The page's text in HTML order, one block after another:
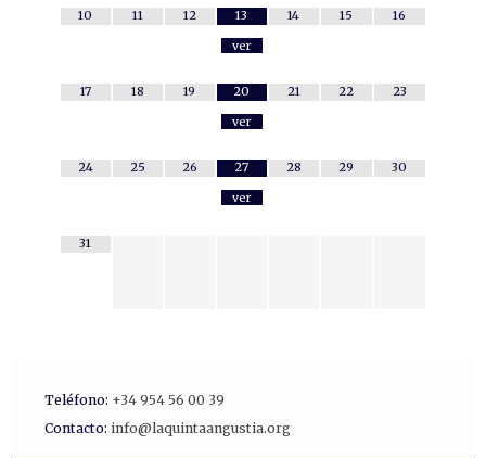
10 11 12
13
ver
14 15 16
17 18 19
20
ver
21 22 23
24 25 26
27
ver
28 29 30
31
Teléfono: +34 954 56 00 39
Contacto: info@laquintaangustia.org